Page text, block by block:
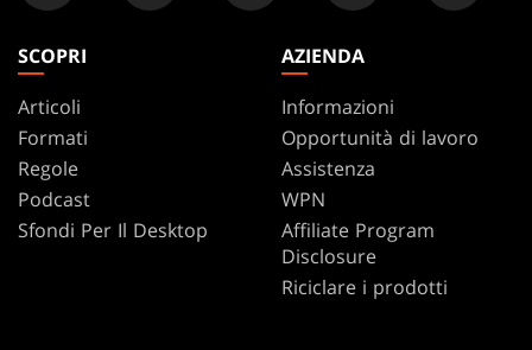
SCOPRI
Articoli
Formati
Regole
Podcast
Sfondi Per Il Desktop
AZIENDA
Informazioni
Opportunità di lavoro
Assistenza
WPN
Affiliate Program
Disclosure
Riciclare i prodotti